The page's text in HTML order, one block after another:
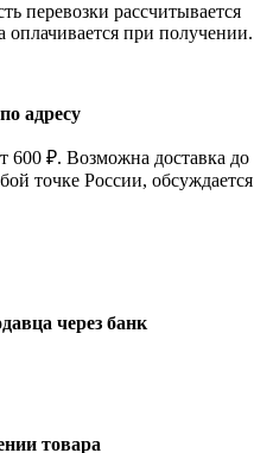
перевозки рассчитывается
при получении.
адресу
₽. Возможна доставка до
точке России, обсуждается
через банк
товара